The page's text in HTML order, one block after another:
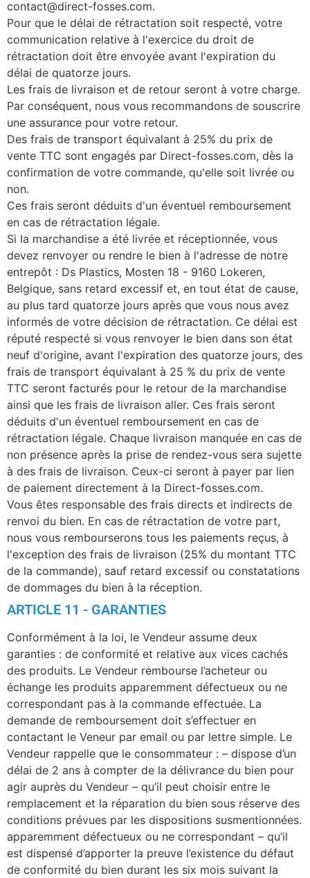
contact@direct-fosses.com.
Pour que le délai de rétractation soit respecté, votre
communication relative à l'exercice du droit de
rétractation doit être envoyée avant l'expiration du
délai de quatorze jours.
Les frais de livraison et de retour seront à votre charge.
Par conséquent, nous vous recommandons de souscrire
une assurance pour votre retour.
Des frais de transport équivalant à 25% du prix de
vente TTC sont engagés par Direct-fosses.com, dès la
confirmation de votre commande, qu'elle soit livrée ou
non.
Ces frais seront déduits d'un éventuel remboursement
en cas de rétractation légale.
Si la marchandise a été livrée et réceptionnée, vous
devez renvoyer ou rendre le bien à l'adresse de notre
entrepôt : Ds Plastics, Mosten 18 - 9160 Lokeren,
Belgique, sans retard excessif et, en tout état de cause,
au plus tard quatorze jours après que vous nous avez
informés de votre décision de rétractation. Ce délai est
réputé respecté si vous renvoyer le bien dans son état
neuf d'origine, avant l'expiration des quatorze jours, des
frais de transport équivalant à 25 % du prix de vente
TTC seront facturés pour le retour de la marchandise
ainsi que les frais de livraison aller. Ces frais seront
déduits d'un éventuel remboursement en cas de
rétractation légale. Chaque livraison manquée en cas de
non présence après la prise de rendez-vous sera sujette
à des frais de livraison. Ceux-ci seront à payer par lien
de paiement directement à la Direct-fosses.com.
Vous êtes responsable des frais directs et indirects de
renvoi du bien. En cas de rétractation de votre part,
nous vous rembourserons tous les paiements reçus, à
l'exception des frais de livraison (25% du montant TTC
de la commande), sauf retard excessif ou constatations
de dommages du bien à la réception.
ARTICLE 11 - GARANTIES
Conformément à la loi, le Vendeur assume deux
garanties : de conformité et relative aux vices cachés
des produits. Le Vendeur rembourse l’acheteur ou
échange les produits apparemment défectueux ou ne
correspondant pas à la commande effectuée. La
demande de remboursement doit s’effectuer en
contactant le Veneur par email ou par lettre simple. Le
Vendeur rappelle que le consommateur : – dispose d’un
délai de 2 ans à compter de la délivrance du bien pour
agir auprès du Vendeur – qu’il peut choisir entre le
remplacement et la réparation du bien sous réserve des
conditions prévues par les dispositions susmentionnées.
apparemment défectueux ou ne correspondant – qu’il
est dispensé d’apporter la preuve l’existence du défaut
de conformité du bien durant les six mois suivant la